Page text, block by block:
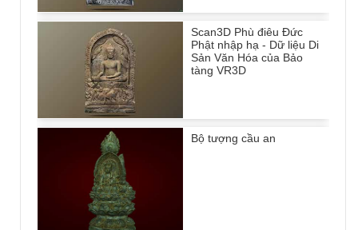
Scan3D Phù điêu Đức
Phật nhập hạ - Dữ liệu Di
Sản Văn Hóa của Bảo
tàng VR3D
Bộ tượng cầu an